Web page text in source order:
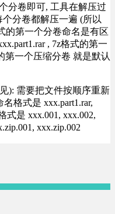
分卷即可, 工具在解压过
分卷都解压一遍 (所以
的第一个分卷命名是有区
, 7z格式的第一
第一个压缩分卷 就是默认
): 需要把文件按顺序重新
格式是 xxx.part1.rar,
式是 xxx.001, xxx.002,
xxx.zip.002